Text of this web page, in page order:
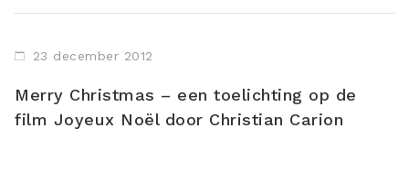
23 december 2012
Merry Christmas – een toelichting op de
film Joyeux Noël door Christian Carion